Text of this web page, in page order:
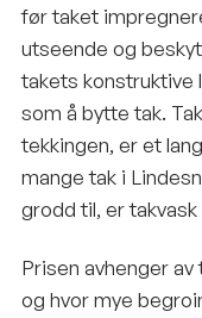
før taket
utseende og
takets
som å bytte tak.
tekkingen, er et
mange tak i
grodd til, er
Prisen avhenger
og hvor mye